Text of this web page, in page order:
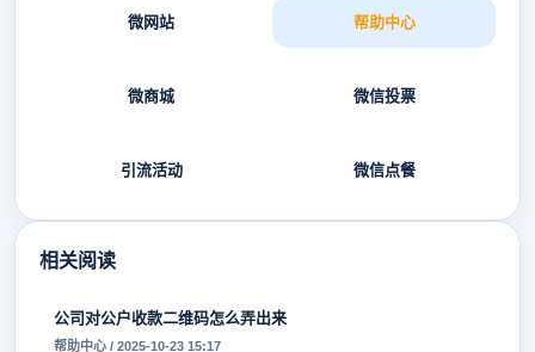
微网站 帮助中心
微商城 微信投票
引流活动 微信点餐
相关阅读
公司对公户收款二维码怎么弄出来
帮助中心 / 2025-10-23 15:17